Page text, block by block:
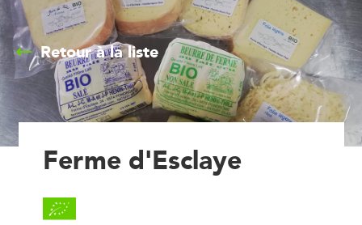
Retour à la liste
Ferme d'Esclaye